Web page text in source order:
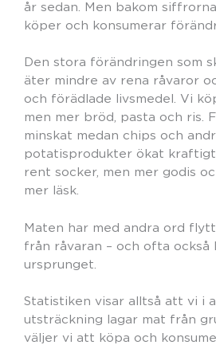
år sedan. Men bakom
köper och konsumerar
Den stora förändringen som
äter mindre av rena råvaror
och förädlade livsmedel. Vi
men mer bröd, pasta och ris.
minskat medan chips och
potatisprodukter ökat
rent socker, men mer godis
mer läsk.
Maten har med andra ord
från råvaran – och ofta
ursprunget.
Statistiken visar alltså att vi i
utsträckning lagar mat från
väljer vi att köpa och